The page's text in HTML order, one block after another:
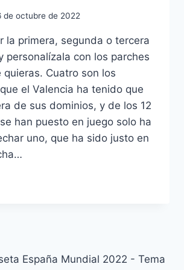
de octubre de 2022
la primera, segunda o tercera
personalízala con los parches
quieras. Cuatro son los
el Valencia ha tenido que
de sus dominios, y de los 12
han puesto en juego solo ha
uno, que ha sido justo en
España Mundial 2022 - Tema